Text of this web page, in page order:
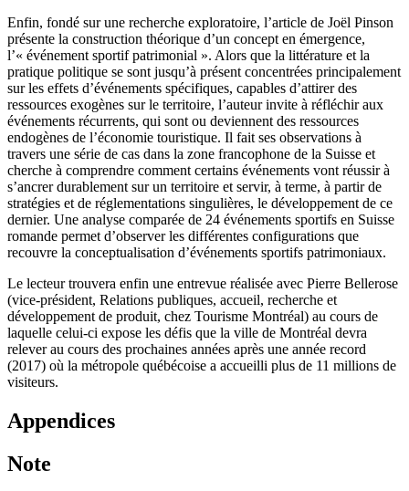
Enfin, fondé sur une recherche exploratoire, l’article de Joël Pinson
présente la construction théorique d’un concept en émergence,
l’« événement sportif patrimonial ». Alors que la littérature et la
pratique politique se sont jusqu’à présent concentrées principalement
sur les effets d’événements spécifiques, capables d’attirer des
ressources exogènes sur le territoire, l’auteur invite à réfléchir aux
événements récurrents, qui sont ou deviennent des ressources
endogènes de l’économie touristique. Il fait ses observations à
travers une série de cas dans la zone francophone de la Suisse et
cherche à comprendre comment certains événements vont réussir à
s’ancrer durablement sur un territoire et servir, à terme, à partir de
stratégies et de réglementations singulières, le développement de ce
dernier. Une analyse comparée de 24 événements sportifs en Suisse
romande permet d’observer les différentes configurations que
recouvre la conceptualisation d’événements sportifs patrimoniaux.
Le lecteur trouvera enfin une entrevue réalisée avec Pierre Bellerose
(vice-président, Relations publiques, accueil, recherche et
développement de produit, chez Tourisme Montréal) au cours de
laquelle celui-ci expose les défis que la ville de Montréal devra
relever au cours des prochaines années après une année record
(2017) où la métropole québécoise a accueilli plus de 11 millions de
visiteurs.
Appendices
Note